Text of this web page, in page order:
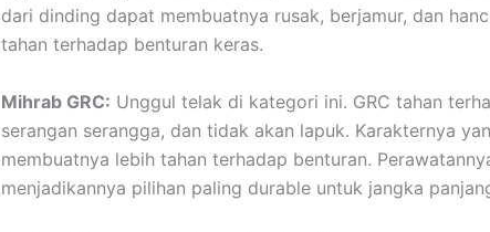
dari dinding dapat membuatnya rusak, berjamur, dan
tahan terhadap benturan keras.
Mihrab GRC: Unggul telak di kategori ini. GRC tahan
serangan serangga, dan tidak akan lapuk. Karakternya
membuatnya lebih tahan terhadap benturan.
menjadikannya pilihan paling durable untuk jangka